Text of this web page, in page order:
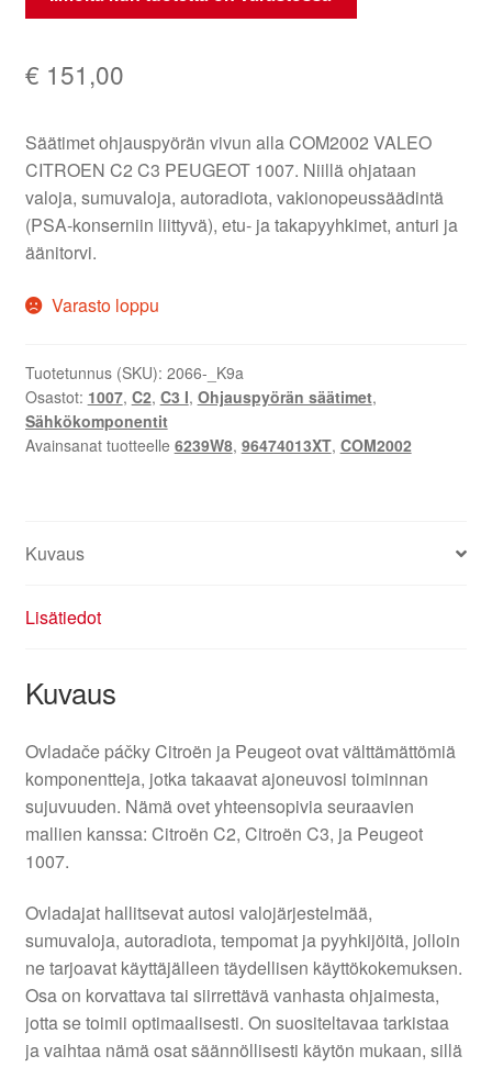
€ 151,00
Säätimet ohjauspyörän vivun alla COM2002 VALEO
CITROEN C2 C3 PEUGEOT 1007. Niillä ohjataan
valoja, sumuvaloja, autoradiota, vakionopeussäädintä
(PSA-konserniin liittyvä), etu- ja takapyyhkimet, anturi ja
äänitorvi.
Varasto loppu
Tuotetunnus (SKU): 2066-_K9a
Osastot: 1007, C2, C3 I, Ohjauspyörän säätimet,
Sähkökomponentit
Avainsanat tuotteelle 6239W8, 96474013XT, COM2002
Kuvaus
Lisätiedot
Kuvaus
Ovladače páčky Citroën ja Peugeot ovat välttämättömiä
komponentteja, jotka takaavat ajoneuvosi toiminnan
sujuvuuden. Nämä ovet yhteensopivia seuraavien
mallien kanssa: Citroën C2, Citroën C3, ja Peugeot
1007.
Ovladajat hallitsevat autosi valojärjestelmää,
sumuvaloja, autoradiota, tempomat ja pyyhkijöitä, jolloin
ne tarjoavat käyttäjälleen täydellisen käyttökokemuksen.
Osa on korvattava tai siirrettävä vanhasta ohjaimesta,
jotta se toimii optimaalisesti. On suositeltavaa tarkistaa
ja vaihtaa nämä osat säännöllisesti käytön mukaan, sillä